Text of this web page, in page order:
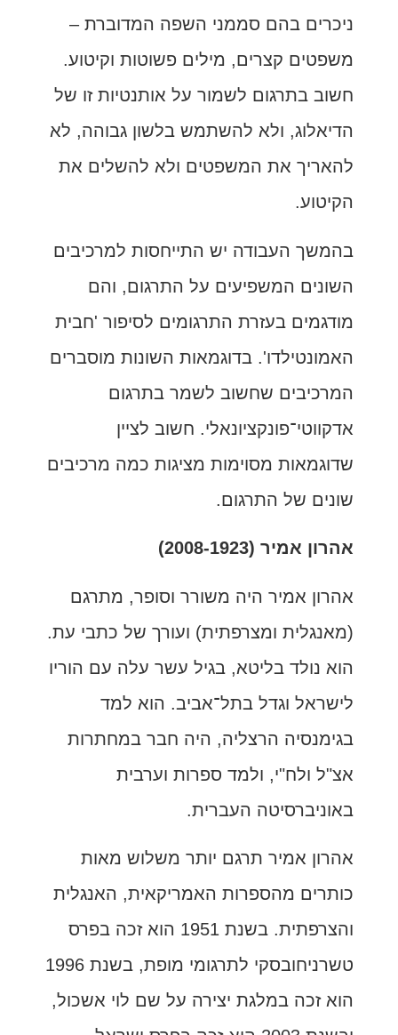
ניכרים בהם סממני השפה המדוברת –
משפטים קצרים, מילים פשוטות וקיטוע.
חשוב בתרגום לשמור על אותנטיות זו של
הדיאלוג, ולא להשתמש בלשון גבוהה, לא
להאריך את המשפטים ולא להשלים את
הקיטוע.
בהמשך העבודה יש התייחסות למרכיבים
השונים המשפיעים על התרגום, והם
מודגמים בעזרת התרגומים לסיפור 'חבית
האמונטילדו'. בדוגמאות השונות מוסברים
המרכיבים שחשוב לשמר בתרגום
אדקווטי־פונקציונאלי. חשוב לציין
שדוגמאות מסוימות מציגות כמה מרכיבים
שונים של התרגום.
אהרון אמיר (2008-1923)
אהרון אמיר היה משורר וסופר, מתרגם
(מאנגלית ומצרפתית) ועורך של כתבי עת.
הוא נולד בליטא, בגיל עשר עלה עם הוריו
לישראל וגדל בתל־אביב. הוא למד
בגימנסיה הרצליה, היה חבר במחתרות
אצ"ל ולח"י, ולמד ספרות וערבית
באוניברסיטה העברית.
אהרון אמיר תרגם יותר משלוש מאות
כותרים מהספרות האמריקאית, האנגלית
והצרפתית. בשנת 1951 הוא זכה בפרס
טשרניחובסקי לתרגומי מופת, בשנת 1996
הוא זכה במלגת יצירה על שם לוי אשכול,